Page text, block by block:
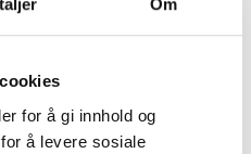
Om
for å gi innhold og
å levere sosiale
(4 delar)